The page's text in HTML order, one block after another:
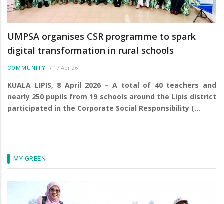
UMPSA organises CSR programme to spark
digital transformation in rural schools
COMMUNITY / 17 Apr 26
KUALA LIPIS, 8 April 2026 – A total of 40 teachers and
nearly 250 pupils from 19 schools around the Lipis district
participated in the Corporate Social Responsibility (…
MY GREEN